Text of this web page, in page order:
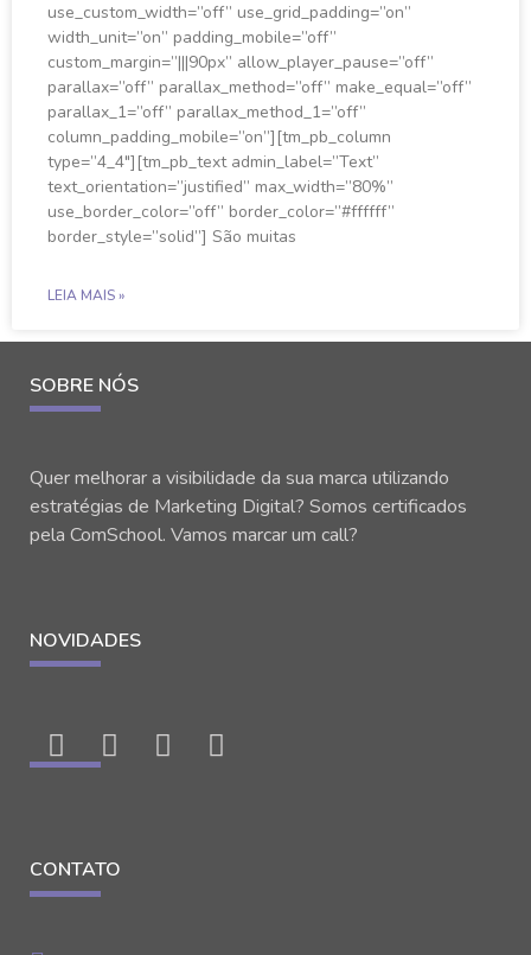
use_custom_width=”off” use_grid_padding=”on”
width_unit=”on” padding_mobile=”off”
custom_margin=”|||90px” allow_player_pause=”off”
parallax=”off” parallax_method=”off” make_equal=”off”
parallax_1=”off” parallax_method_1=”off”
column_padding_mobile=”on”][tm_pb_column
type=”4_4″][tm_pb_text admin_label=”Text”
text_orientation=”justified” max_width=”80%”
use_border_color=”off” border_color=”#ffffff”
border_style=”solid”] São muitas
LEIA MAIS »
SOBRE NÓS
Quer melhorar a visibilidade da sua marca utilizando
estratégias de Marketing Digital? Somos certificados
pela ComSchool. Vamos marcar um call?
NOVIDADES
CONTATO